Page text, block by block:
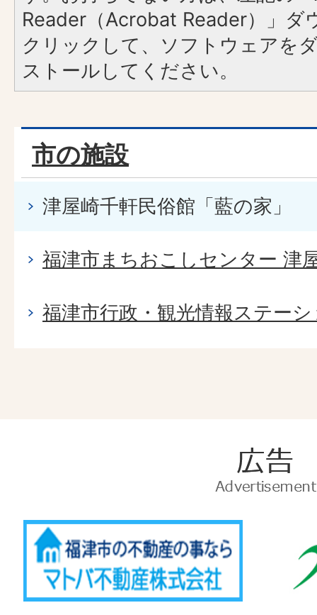
Reader（Acrobat Reader）」ダ
クリックして、ソフトウェアを
ストールしてください。
市の施設
津屋崎千軒民俗館「藍の家」
福津市まちおこしセンター 津
福津市行政・観光情報ステー
告